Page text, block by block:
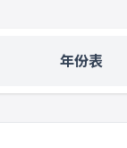
年份表